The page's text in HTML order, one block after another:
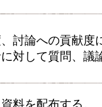
討論への貢献度
対して質問、議
料を配布する。